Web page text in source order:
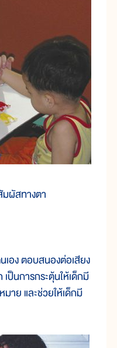
มผัสทางตา
ง ตอบสนองต่อเสียง
เป็นการกระตุ้นให้เด็กมี
าย และช่วยให้เด็กมี